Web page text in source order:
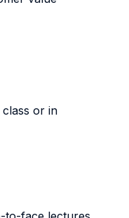
or in